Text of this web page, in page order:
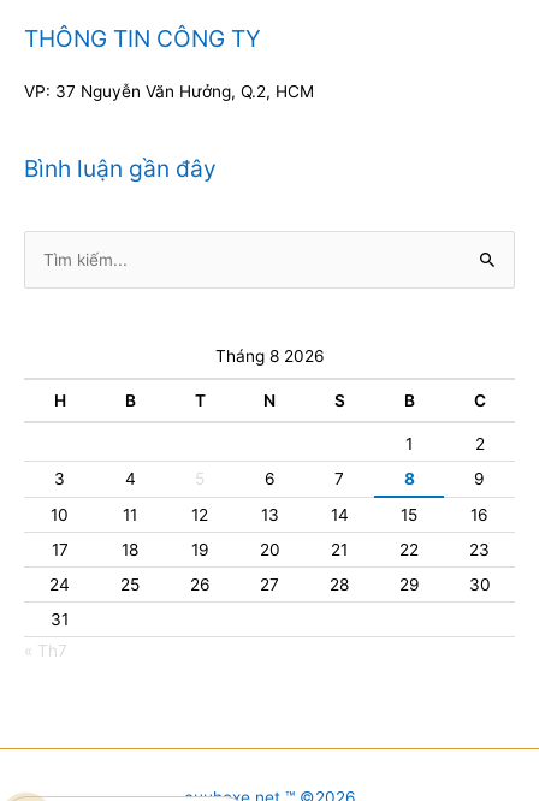
THÔNG TIN CÔNG TY
VP: 37 Nguyễn Văn Hưởng, Q.2, HCM
Bình luận gần đây
kiếm:
Tháng 8 2026
H B T N S B C
1
2
3
4 5 6 7 8
9
10
11 12 13 14 15
16
17
18 19 20 21 22
23
24
25 26 27 28 29
30
31
« Th7
cuuhoxe.net ™ ©2026